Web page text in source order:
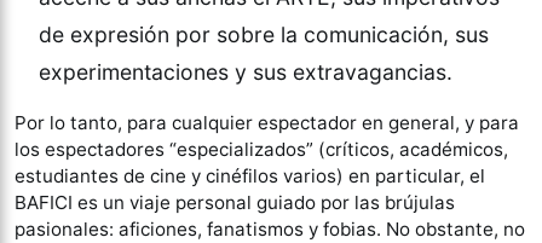
de expresión por sobre la comunicación, sus
experimentaciones y sus extravagancias.
Por lo tanto, para cualquier espectador en general, y para
los espectadores “especializados” (críticos, académicos,
estudiantes de cine y cinéfilos varios) en particular, el
BAFICI es un viaje personal guiado por las brújulas
pasionales: aficiones, fanatismos y fobias. No obstante, no